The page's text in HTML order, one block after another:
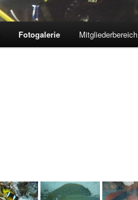
Fotogalerie Mitgliederbereich